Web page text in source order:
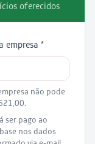
oferecidos
empresa *
não pode
ser pago ao
nos dados